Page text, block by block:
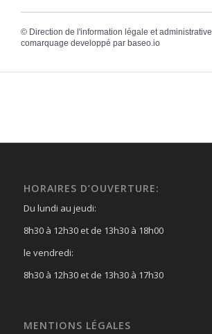
© Direction de l'information légale et administrative
comarquage developpé par baseo.io
HORAIRES D’OUVERTURE:
Du lundi au jeudi:
8h30 à 12h30 et de 13h30 à 18h00
le vendredi:
8h30 à 12h30 et de 13h30 à 17h30
MENTIONS LÉGALES